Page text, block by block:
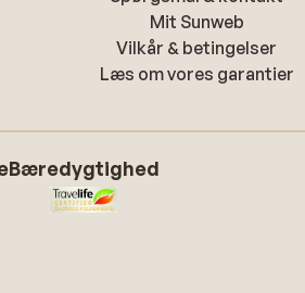
Mit Sunweb
Vilkår & betingelser
Læs om vores garantier
Bæredygtighed